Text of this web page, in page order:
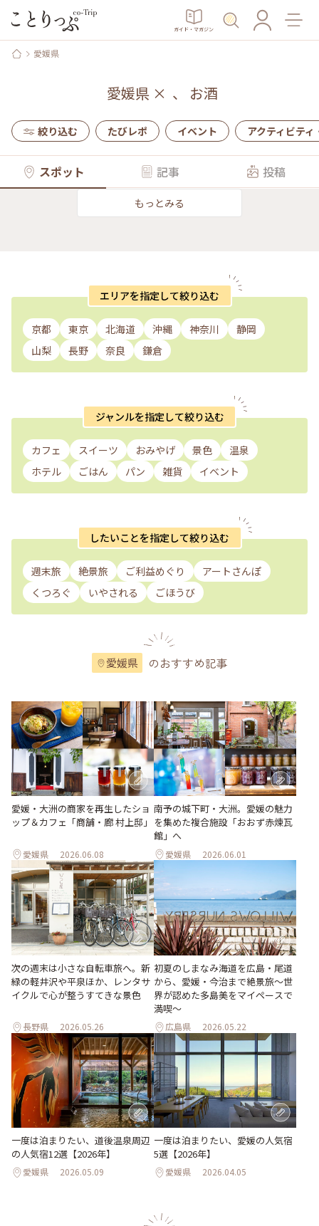
ガイド・マガジン
愛媛県
愛媛県 × 、 お酒
絞り込む たびレポ イベント アクティビティ
スポット 記事 投稿
もっとみる
エリアを指定して絞り込む
京都 東京 北海道 沖縄 神奈川
静岡
山梨
長野 奈良 鎌倉
ジャンルを指定して絞り込む
カフェ スイーツ おみやげ 景色
温泉
ホテル
ごはん パン 雑貨 イベント
したいことを指定して絞り込む
週末旅 絶景旅 ご利益めぐり
アートさんぽ
くつろぐ
いやされる ごほうび
愛媛県 のおすすめ記事
愛媛・大洲の商家を再生したショ
ップ＆カフェ「商舗・廊 村上邸」
愛媛県 2026.06.08
南予の城下町・大洲。愛媛の魅力
を集めた複合施設「おおず赤煉瓦
館」へ
愛媛県 2026.06.01
次の週末は小さな自転車旅へ。新
緑の軽井沢や平泉ほか、レンタサ
イクルで心が整うすてきな景色
長野県 2026.05.26
初夏のしまなみ海道を広島・尾道
から、愛媛・今治まで絶景旅〜世
界が認めた多島美をマイペースで
満喫〜
広島県 2026.05.22
一度は泊まりたい、道後温泉周辺
の人気宿12選【2026年】
愛媛県 2026.05.09
一度は泊まりたい、愛媛の人気宿
5選【2026年】
愛媛県 2026.04.05